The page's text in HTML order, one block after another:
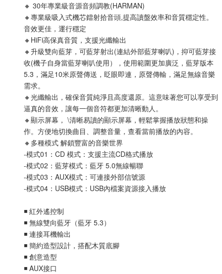
🔸 30年專業級音源音頻調教(HARMAN)
🔸專業級吸入式機芯鐳射拾音頭,提高讀盤效率和音質穩定性。
音效更佳，運行穩定
🔸HiFi高保真音質，支援光纖輸出
🔸升級雙向藍芽，可藍芽射出(連結外部藍芽喇叭)，抑可藍芽接
收(機子自身當藍芽喇叭使用），使用範圍更加廣泛，藍芽版本
5.3，滿足10米原聲傳送，眨眼即連，原聲傳輸，滿足無線音樂
需求。
🔸光纖輸出，確保音質純淨且高度還原。這意味著您可以享受到
逼真的音效，讓每一個音符都更加清晰動人。
🔸顯示屏幕， \清晰易讀的顯示屏幕，輕鬆掌握播放狀態和操
作。方便地切換曲目、調整音量，查看當前播放的內容。
🔸多種模式 解鎖豐富的音樂世界
-模式01：CD 模式：支援主流CD格式播放
-模式02：藍芽模式：藍牙 5.0無線暢聯
-模式03：AUX模式：可連接外部信號源
-模式04：USB模式：USB內檔案資源接入播放
◾ 紅外遙控制
◾ 無線雙向藍牙（藍牙 5.3）
◾ 連接耳機輸出
◾ 簡約造型設計，搭配木質底腳
◾ 創意造型
◾ AUX接口